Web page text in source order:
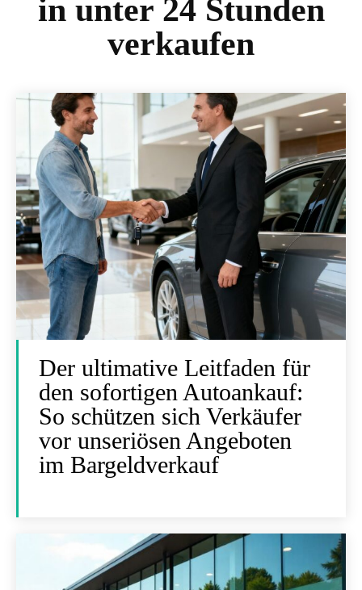
in unter 24 Stunden
verkaufen
Der ultimative Leitfaden für
den sofortigen Autoankauf:
So schützen sich Verkäufer
vor unseriösen Angeboten
im Bargeldverkauf